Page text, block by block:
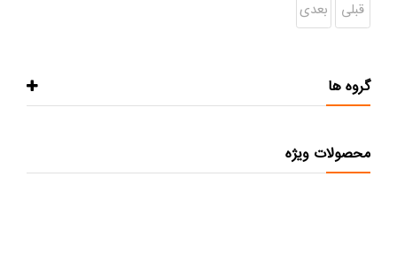
قبلی بعدی
گروه ها
محصولات ویژه